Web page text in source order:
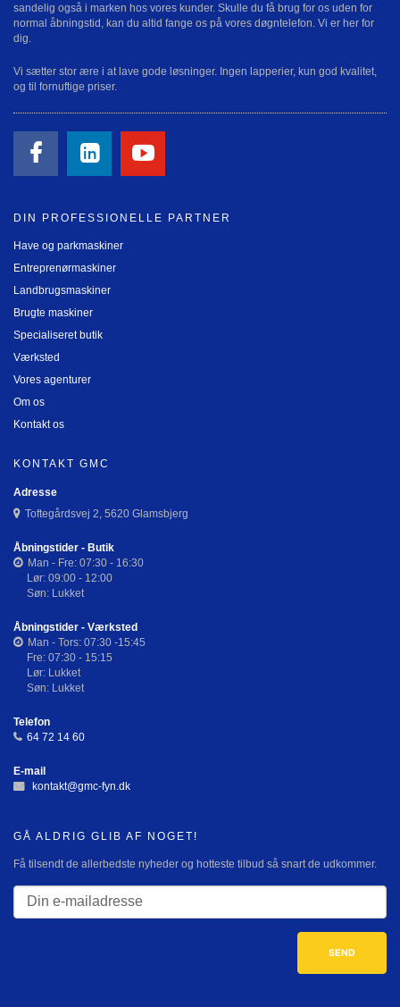
sandelig også i marken hos vores kunder. Skulle du få brug for os uden for
normal åbningstid, kan du altid fange os på vores døgntelefon. Vi er her for
dig.
Vi sætter stor ære i at lave gode løsninger. Ingen lapperier, kun god kvalitet,
og til fornuftige priser.
DIN PROFESSIONELLE PARTNER
Have og parkmaskiner
Entreprenørmaskiner
Landbrugsmaskiner
Brugte maskiner
Specialiseret butik
Værksted
Vores agenturer
Om os
Kontakt os
KONTAKT GMC
Adresse
Toftegårdsvej 2, 5620 Glamsbjerg
Åbningstider - Butik
Man - Fre: 07:30 - 16:30
Lør: 09:00 - 12:00
Søn: Lukket
Åbningstider - Værksted
Man - Tors: 07:30 -15:45
Fre: 07:30 - 15:15
Lør: Lukket
Søn: Lukket
Telefon
64 72 14 60
E-mail
kontakt@gmc-fyn.dk
GÅ ALDRIG GLIB AF NOGET!
Få tilsendt de allerbedste nyheder og hotteste tilbud så snart de udkommer.